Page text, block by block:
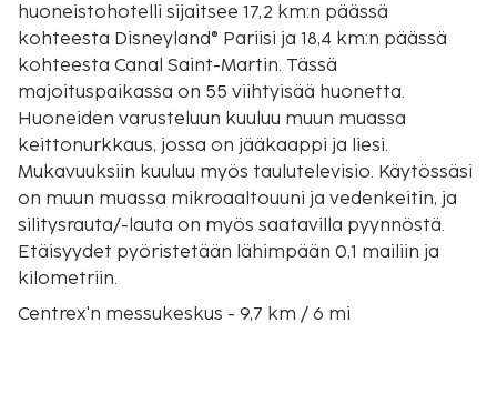
huoneistohotelli sijaitsee 17,2 km:n päässä
kohteesta Disneyland® Pariisi ja 18,4 km:n päässä
kohteesta Canal Saint-Martin. Tässä
majoituspaikassa on 55 viihtyisää huonetta.
Huoneiden varusteluun kuuluu muun muassa
keittonurkkaus, jossa on jääkaappi ja liesi.
Mukavuuksiin kuuluu myös taulutelevisio. Käytössäsi
on muun muassa mikroaaltouuni ja vedenkeitin, ja
silitysrauta/-lauta on myös saatavilla pyynnöstä.
Etäisyydet pyöristetään lähimpään 0,1 mailiin ja
kilometriin.
Centrex'n messukeskus - 9,7 km / 6 mi